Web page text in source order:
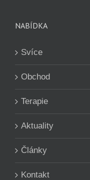
NABÍDKA
Svíce
Obchod
Terapie
Aktuality
Články
Kontakt